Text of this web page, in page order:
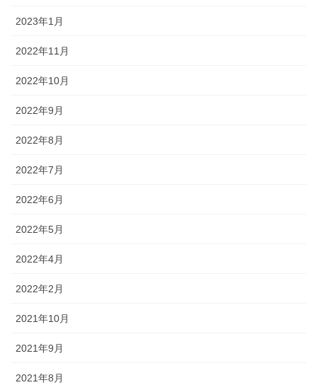
2023年1月
2022年11月
2022年10月
2022年9月
2022年8月
2022年7月
2022年6月
2022年5月
2022年4月
2022年2月
2021年10月
2021年9月
2021年8月